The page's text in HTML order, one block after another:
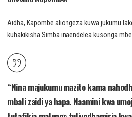
Aidha, Kapombe aliongeza kuwa jukumu
kuhakikisha Simba inaendelea kusonga
“Nina majukumu mazito kama
mbali zaidi ya hapa. Naamini kwa